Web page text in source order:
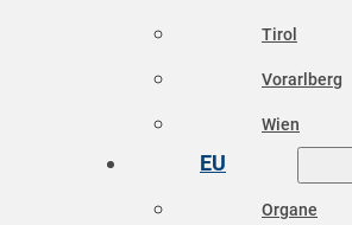
Tirol
Vorarlberg
Wien
EU
Organe